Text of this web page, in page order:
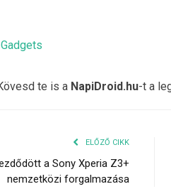
te is a NapiDroid.hu-t a
ELŐZŐ CIKK
a Sony Xperia Z3+
nemzetközi forgalmazása